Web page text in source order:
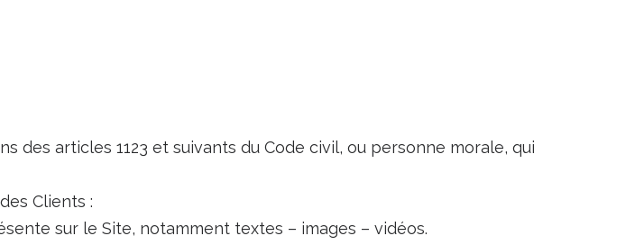
des articles 1123 et suivants du Code civil, ou personne morale, qui
Clients :
sur le Site, notamment textes – images – vidéos.